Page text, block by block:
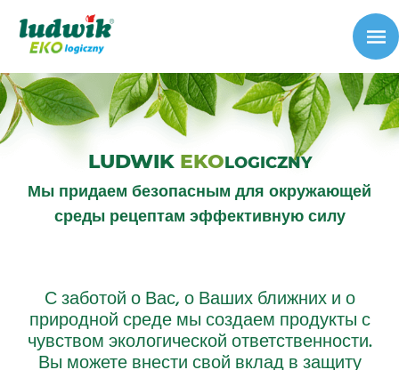
LUDWIK EKOLOGICZNY
Мы придаем безопасным для окружающей
среды рецептам эффективную силу
С заботой о Вас, о Ваших ближних и о
природной среде мы создаем продукты с
чувством экологической ответственности.
Вы можете внести свой вклад в защиту